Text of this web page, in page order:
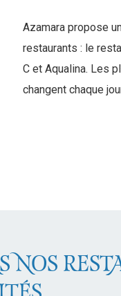
Azamara propose
restaurants : le
C et Aqualina. Les
changent chaque
NOS